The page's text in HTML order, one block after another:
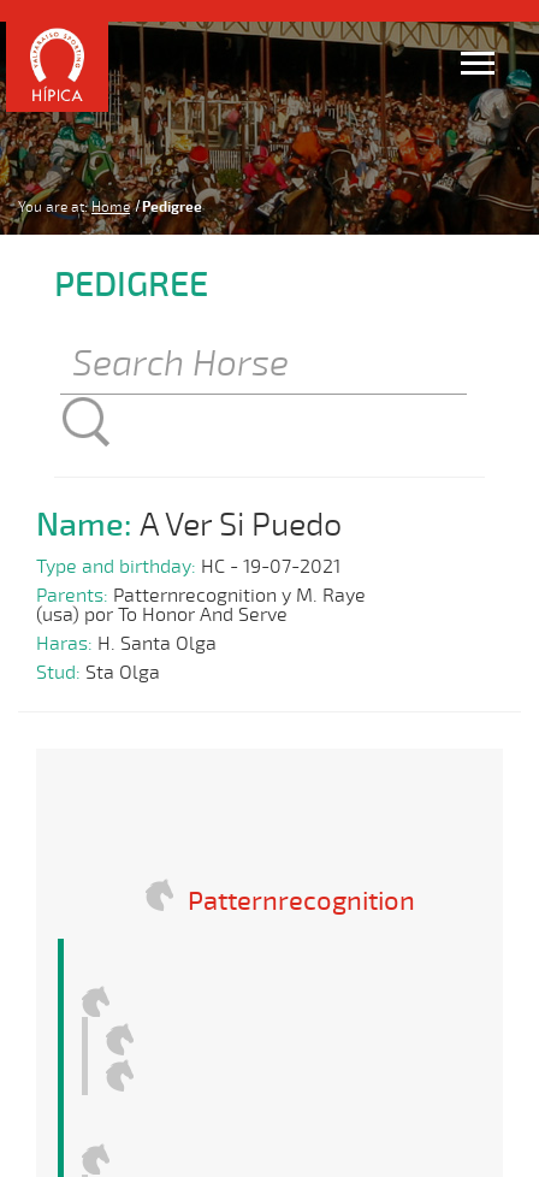
You are at: Home Pedigree
PEDIGREE
Name: A Ver Si Puedo
Type and birthday: HC - 19-07-2021
Parents: Patternrecognition y M. Raye
(usa) por To Honor And Serve
Haras: H. Santa Olga
Stud: Sta Olga
Patternrecognition